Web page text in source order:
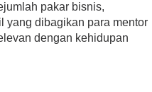
pakar bisnis,
yang dibagikan para mentor
dengan kehidupan